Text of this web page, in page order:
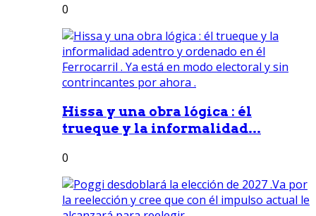
0
Hissa y una obra lógica : él
trueque y la informalidad...
0